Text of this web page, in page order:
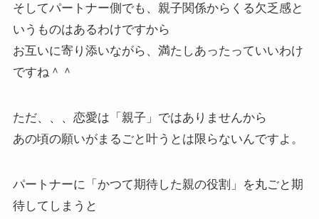
そしてパートナー側でも、親子関係からくる欠乏感と
いうものはあるわけですから
お互いに寄り添いながら、満たしあったっていいわけ
ですね＾＾
ただ、、、恋愛は「親子」ではありませんから
あの頃の願いがまるごと叶うとは限らないんですよ。
パートナーに「かつて期待した親の役割」を丸ごと期
待してしまうと